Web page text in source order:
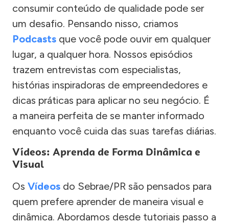
consumir conteúdo de qualidade pode ser
um desafio. Pensando nisso, criamos
Podcasts que você pode ouvir em qualquer
lugar, a qualquer hora. Nossos episódios
trazem entrevistas com especialistas,
histórias inspiradoras de empreendedores e
dicas práticas para aplicar no seu negócio. É
a maneira perfeita de se manter informado
enquanto você cuida das suas tarefas diárias.
Vídeos: Aprenda de Forma Dinâmica e
Visual
Os Vídeos do Sebrae/PR são pensados para
quem prefere aprender de maneira visual e
dinâmica. Abordamos desde tutoriais passo a